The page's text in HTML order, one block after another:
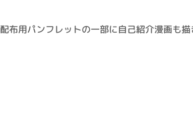
配布用パンフレットの一部に自己紹介漫画も